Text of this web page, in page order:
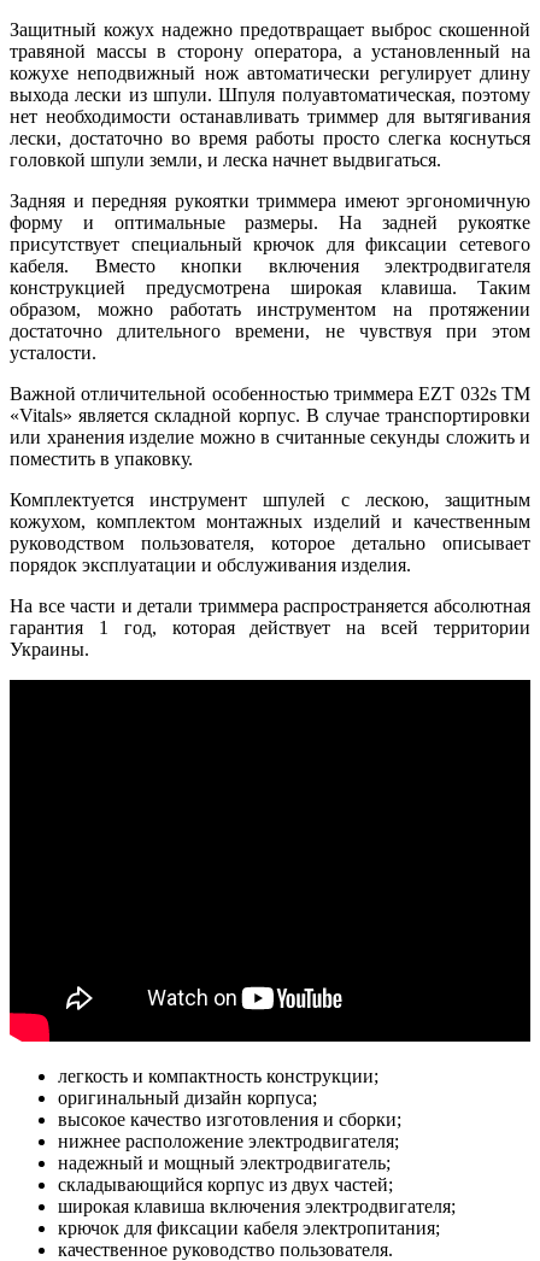
Защитный кожух надежно предотвращает выброс скошенной
травяной массы в сторону оператора, а установленный на
кожухе неподвижный нож автоматически регулирует длину
выхода лески из шпули. Шпуля полуавтоматическая, поэтому
нет необходимости останавливать триммер для вытягивания
лески, достаточно во время работы просто слегка коснуться
головкой шпули земли, и леска начнет выдвигаться.
Задняя и передняя рукоятки триммера имеют эргономичную
форму и оптимальные размеры. На задней рукоятке
присутствует специальный крючок для фиксации сетевого
кабеля. Вместо кнопки включения электродвигателя
конструкцией предусмотрена широкая клавиша. Таким
образом, можно работать инструментом на протяжении
достаточно длительного времени, не чувствуя при этом
усталости.
Важной отличительной особенностью триммера EZT 032s ТМ
«Vitals» является складной корпус. В случае транспортировки
или хранения изделие можно в считанные секунды сложить и
поместить в упаковку.
Комплектуется инструмент шпулей с лескою, защитным
кожухом, комплектом монтажных изделий и качественным
руководством пользователя, которое детально описывает
порядок эксплуатации и обслуживания изделия.
На все части и детали триммера распространяется абсолютная
гарантия 1 год, которая действует на всей территории
Украины.
легкость и компактность конструкции;
оригинальный дизайн корпуса;
высокое качество изготовления и сборки;
нижнее расположение электродвигателя;
надежный и мощный электродвигатель;
складывающийся корпус из двух частей;
широкая клавиша включения электродвигателя;
крючок для фиксации кабеля электропитания;
качественное руководство пользователя.